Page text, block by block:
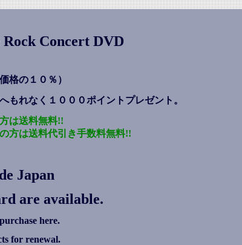
Concert DVD
格の１０％）
もれなく１０００ポイントプレゼント 。
は送料無料!!
方は送料代引き手数料無料!!
Japan
are available.
here.
for renewal.